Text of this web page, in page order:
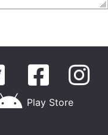
Play Store